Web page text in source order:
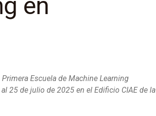
en
Escuela de Machine Learning
25 de julio de 2025 en el Edificio CIAE de la